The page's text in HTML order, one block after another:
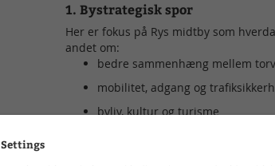
1. Bystrategisk spor
Her er fokus på Rys midtby som
andet om:
bedre sammenhæng mellem
mobilitet, adgang og
byliv, kultur og turisme
samarbejde mellem kommune,